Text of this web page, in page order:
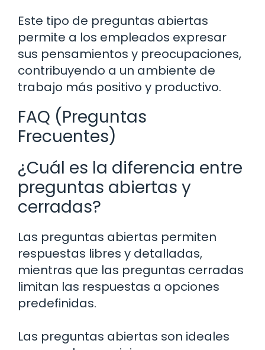
Este tipo de preguntas abiertas
permite a los empleados expresar
sus pensamientos y preocupaciones,
contribuyendo a un ambiente de
trabajo más positivo y productivo.
FAQ (Preguntas
Frecuentes)
¿Cuál es la diferencia entre
preguntas abiertas y
cerradas?
Las preguntas abiertas permiten
respuestas libres y detalladas,
mientras que las preguntas cerradas
limitan las respuestas a opciones
predefinidas.
Las preguntas abiertas son ideales